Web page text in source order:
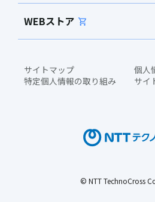
WEBストア
サイトマップ
個人
特定個人情報の取り組み
サイ
© NTT TechnoCross